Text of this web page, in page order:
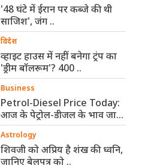
'48 घंटे में ईरान पर कब्जे की थी
साजिश', जंग ..
विदेश
व्हाइट हाउस में नहीं बनेगा ट्रंप का
'ड्रीम बॉलरूम'? 400 ..
Business
Petrol-Diesel Price Today:
आज के पेट्रोल-डीजल के भाव जारी,
जानिए ..
Astrology
शिवजी को अप्रिय है शंख की ध्वनि,
जानिए बेलपत्र को ..